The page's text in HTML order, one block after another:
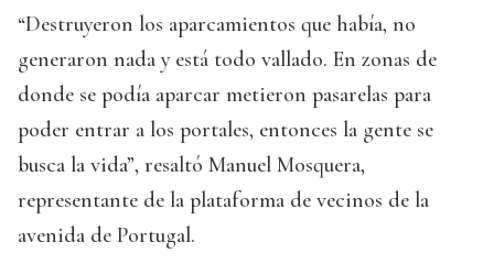
“Destruyeron los aparcamientos que había, no
generaron nada y está todo vallado. En zonas de
donde se podía aparcar metieron pasarelas para
poder entrar a los portales, entonces la gente se
busca la vida”, resaltó Manuel Mosquera,
representante de la plataforma de vecinos de la
avenida de Portugal.